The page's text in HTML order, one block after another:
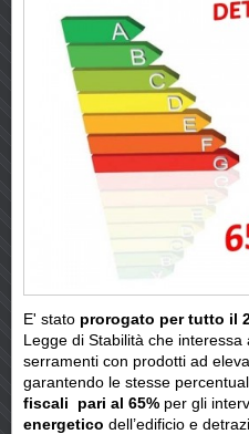
E' stato prorogato per tutto il
Legge di Stabilità che
serramenti con prodotti ad
garantendo le stesse
fiscali pari al 65% per gli
energetico dell’edificio e